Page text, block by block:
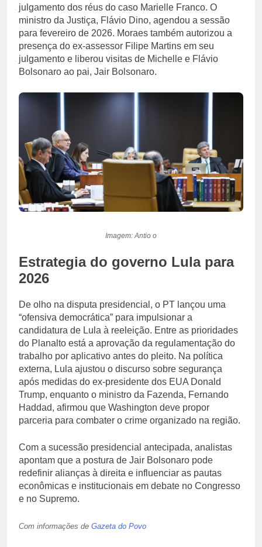
julgamento dos réus do caso Marielle Franco. O
ministro da Justiça, Flávio Dino, agendou a sessão
para fevereiro de 2026. Moraes também autorizou a
presença do ex-assessor Filipe Martins em seu
julgamento e liberou visitas de Michelle e Flávio
Bolsonaro ao pai, Jair Bolsonaro.
Imagem: Antio o
Estrategia do governo Lula para
2026
De olho na disputa presidencial, o PT lançou uma
“ofensiva democrática” para impulsionar a
candidatura de Lula à reeleição. Entre as prioridades
do Planalto está a aprovação da regulamentação do
trabalho por aplicativo antes do pleito. Na política
externa, Lula ajustou o discurso sobre segurança
após medidas do ex-presidente dos EUA Donald
Trump, enquanto o ministro da Fazenda, Fernando
Haddad, afirmou que Washington deve propor
parceria para combater o crime organizado na região.
Com a sucessão presidencial antecipada, analistas
apontam que a postura de Jair Bolsonaro pode
redefinir alianças à direita e influenciar as pautas
econômicas e institucionais em debate no Congresso
e no Supremo.
Com informações de Gazeta do Povo